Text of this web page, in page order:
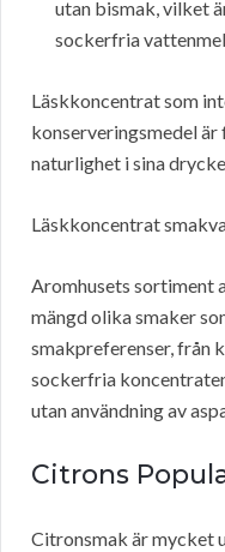
utan bismak, vilket
sockerfria
Läskkoncentrat som
konserveringsmedel
naturlighet i sina
Läskkoncentrat
Aromhusets sortiment
mängd olika smaker
smakpreferenser, från
sockerfria
utan användning av
Citrons
Citronsmak är mycket